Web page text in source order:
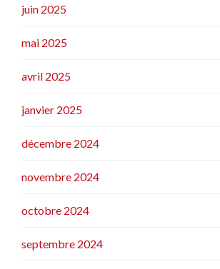
juin 2025
mai 2025
avril 2025
janvier 2025
décembre 2024
novembre 2024
octobre 2024
septembre 2024